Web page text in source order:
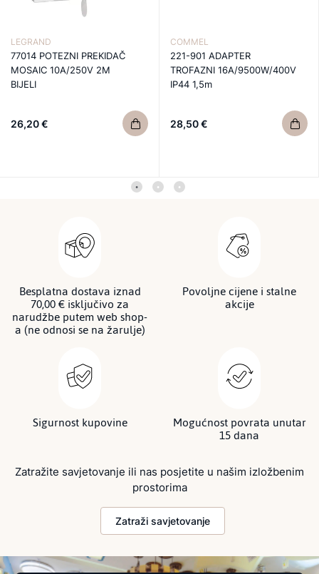
LEGRAND
77014 POTEZNI PREKIDAČ
MOSAIC 10A/250V 2M
BIJELI
26,20 €
COMMEL
221-901 ADAPTER
TROFAZNI 16A/9500W/400V
IP44 1,5m
28,50 €
Besplatna dostava iznad
70,00 € isključivo za
narudžbe putem web shop-
a (ne odnosi se na žarulje)
Povoljne cijene i stalne
akcije
Sigurnost kupovine Mogućnost povrata unutar
15 dana
Zatražite savjetovanje ili nas posjetite u našim izložbenim
prostorima
Zatraži savjetovanje